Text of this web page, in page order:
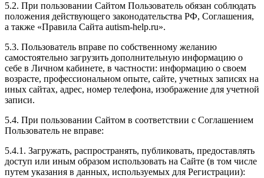
5.2. При пользовании Сайтом Пользователь обязан соблюдать
положения действующего законодательства РФ, Соглашения,
а также «Правила Сайта autism-help.ru».
5.3. Пользователь вправе по собственному желанию
самостоятельно загрузить дополнительную информацию о
себе в Личном кабинете, в частности: информацию о своем
возрасте, профессиональном опыте, сайте, учетных записях на
иных сайтах, адрес, номер телефона, изображение для учетной
записи.
5.4. При пользовании Сайтом в соответствии с Соглашением
Пользователь не вправе:
5.4.1. Загружать, распространять, публиковать, предоставлять
доступ или иным образом использовать на Сайте (в том числе
путем указания в данных, используемых для Регистрации):